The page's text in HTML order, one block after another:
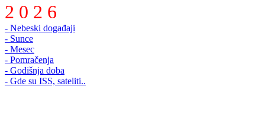
2 0 2 6
- Nebeski događaji
- Sunce
- Mesec
- Pomračenja
- Godišnja doba
- Gde su ISS, sateliti..